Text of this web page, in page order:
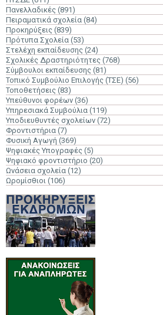
Πανελλαδικές (891)
Πειραματικά σχολεία (84)
Προκηρύξεις (839)
Πρότυπα Σχολεία (53)
Στελέχη εκπαίδευσης (24)
Σχολικές Δραστηριότητες (768)
Σύμβουλοι εκπαίδευσης (81)
Τοπικό Συμβούλιο Επιλογής (ΤΣΕ) (56)
Τοποθετήσεις (83)
Υπεύθυνοι φορέων (36)
Υπηρεσιακά Συμβούλια (119)
Υποδιευθυντές σχολείων (72)
Φροντιστήρια (7)
Φυσική Αγωγή (369)
Ψηφιακές Υπογραφές (5)
Ψηφιακό φροντιστήριο (20)
Ωνάσεια σχολεία (12)
Ωρομίσθιοι (106)